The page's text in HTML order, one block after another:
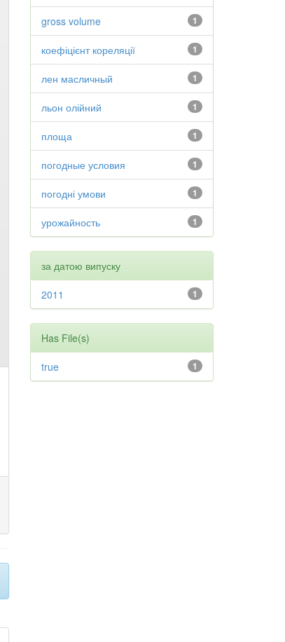
1
gross volume
1
коефіцієнт кореляції
1
лен масличный
1
льон олійний
1
площа
1
погодные условия
1
погодні умови
1
урожайность
за датою випуску
1
2011
Has File(s)
1
true